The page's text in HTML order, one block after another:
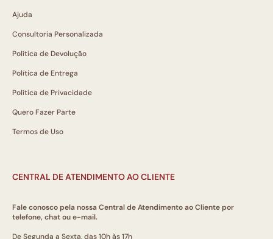
Ajuda
Consultoria Personalizada
Política de Devolução
Política de Entrega
Política de Privacidade
Quero Fazer Parte
Termos de Uso
CENTRAL DE ATENDIMENTO AO CLIENTE
Fale conosco pela nossa Central de Atendimento ao Cliente por
telefone, chat ou e-mail.
De Segunda a Sexta, das 10h às 17h